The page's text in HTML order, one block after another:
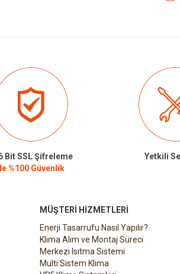
Bit SSL Şifreleme
%100 Güvenlik
Yetkili
MÜŞTERI HIZMETLERI
Enerji Tasarrufu Nasıl Yapılır?
Klima Alım ve Montaj Süreci
Merkezi Isıtma Sistemi
Multi Sistem Klima